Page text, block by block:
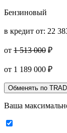
Бензиновый
в кредит от: 22
от 1 513 000 ₽
от 1 189 000 ₽
Обменять по
Ваша